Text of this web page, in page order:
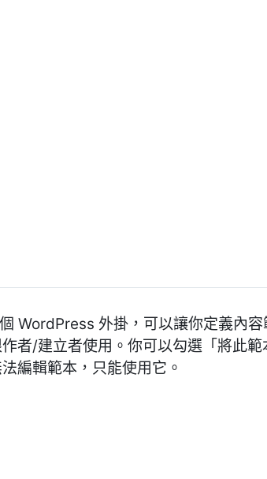
WordPress 外掛，可以讓你定義內
者/建立者使用。你可以勾選「將此
編輯範本，只能使用它。